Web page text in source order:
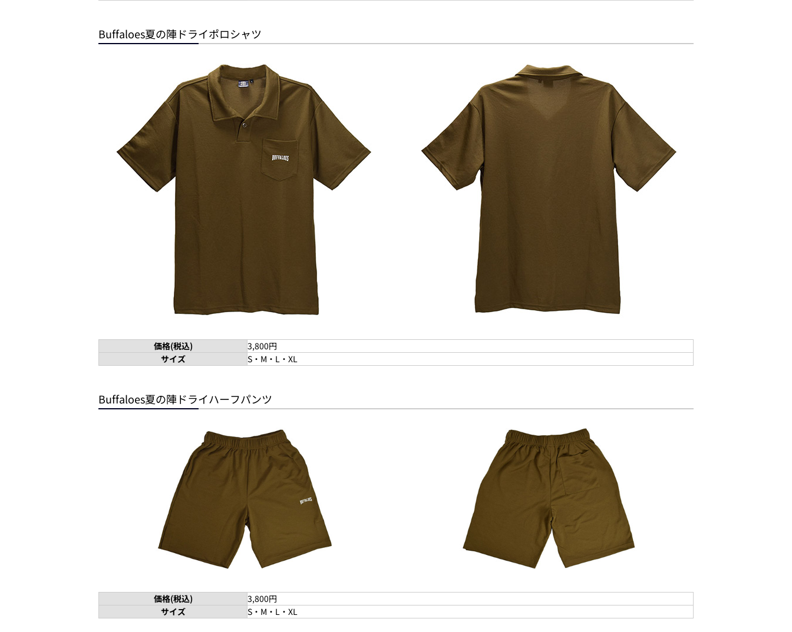
Buffaloes夏の陣ドライポロシャツ
価格(税込)
3,800円
サイズ
S・M・L・XL
Buffaloes夏の陣ドライハーフパンツ
価格(税込)
3,800円
サイズ
S・M・L・XL